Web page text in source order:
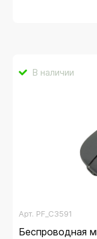
В наличии
Арт. PF_C3591
Беспроводная